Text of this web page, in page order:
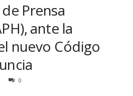
Prensa
ante la
nuevo Código
0